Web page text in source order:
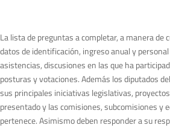
La lista de preguntas a completar, a manera de
datos de identificación, ingreso anual y
asistencias, discusiones en las que ha
posturas y votaciones. Además los diputados
sus principales iniciativas legislativas,
presentado y las comisiones, subcomisiones y
pertenece. Asimismo deben responder a su